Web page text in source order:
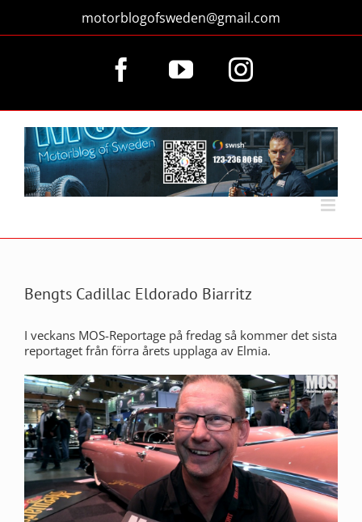
innehållet
motorblogofsweden@gmail.com
FacebookYouTubeInstagram
Bengts Cadillac Eldorado Biarritz
I veckans MOS-Reportage på fredag så kommer det sista
reportaget från förra årets upplaga av Elmia.